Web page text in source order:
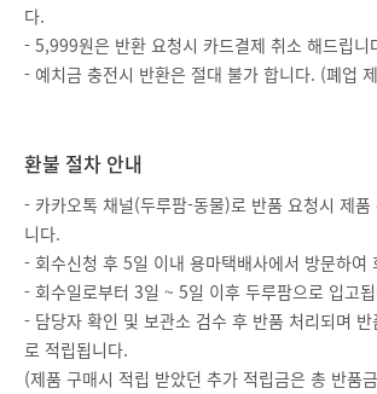
다.
- 5,999원은 반환 요청시 카드결제 취소 해드립니
- 예치금 충전시 반환은 절대 불가 합니다. (폐업
환불 절차 안내
- 카카오톡 채널(두루팜-동물)로 반품 요청시 제품
니다.
- 회수신청 후 5일 이내 용마택배사에서 방문하여
- 회수일로부터 3일 ~ 5일 이후 두루팜으로 입고
- 담당자 확인 및 보관소 검수 후 반품 처리되며
로 적립됩니다.
(제품 구매시 적립 받았던 추가 적립금은 총 반품